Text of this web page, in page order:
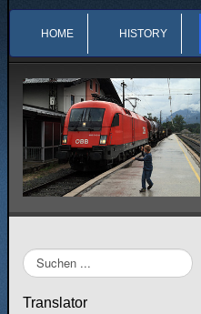
HOME HISTORY
Suchen
...
Translator